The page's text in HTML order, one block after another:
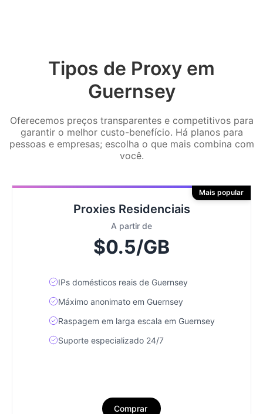
Tipos de Proxy em
Guernsey
Oferecemos preços transparentes e competitivos para
garantir o melhor custo-benefício. Há planos para
pessoas e empresas; escolha o que mais combina com
você.
Proxies Residenciais
A partir de
$0.5/GB
IPs domésticos reais de Guernsey
Máximo anonimato em Guernsey
Raspagem em larga escala em Guernsey
Suporte especializado 24/7
Mais popular
Comprar